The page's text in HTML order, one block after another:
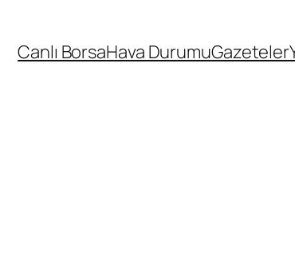
Canlı BorsaHava DurumuGazeteler